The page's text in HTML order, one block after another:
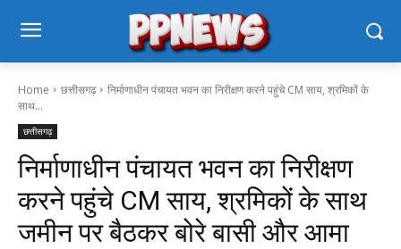
Home छत्तीसगढ़
निर्माणाधीन पंचायत भवन का निरीक्षण करने पहुंचे CM साय, श्रमिकों के
साथ...
छत्तीसगढ़
निर्माणाधीन पंचायत भवन का निरीक्षण
करने पहुंचे CM साय, श्रमिकों के साथ
जमीन पर बैठकर बोरे बासी और आमा